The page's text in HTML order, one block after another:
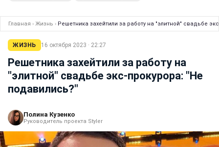
Главная › Жизнь › Решетника захейтили за работу на "элитной" свадьбе
ЖИЗНЬ 16 октября 2023 · 22:27
Решетника захейтили за работу на
"элитной" свадьбе экс-прокурора: "Не
подавились?"
Полина Кузенко
Руководитель проекта Styler